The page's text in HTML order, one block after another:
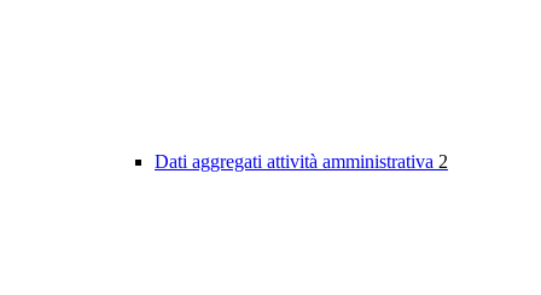
Dati aggregati attività amministrativa 2